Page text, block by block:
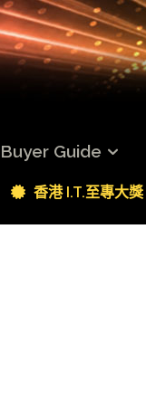
Buyer Guide
香港 I.T.至專大獎